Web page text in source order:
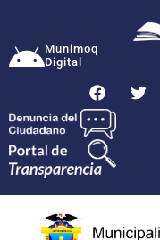
Munimoq
Digital